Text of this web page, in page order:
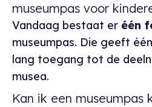
museumpas voor
Vandaag bestaat er één
museumpas. Die geeft
lang toegang tot de
musea.
Kan ik een museumpas